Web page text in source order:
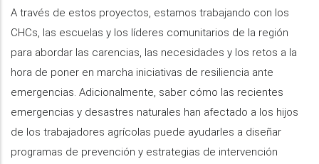
A través de estos proyectos, estamos trabajando con los
CHCs, las escuelas y los líderes comunitarios de la región
para abordar las carencias, las necesidades y los retos a la
hora de poner en marcha iniciativas de resiliencia ante
emergencias. Adicionalmente, saber cómo las recientes
emergencias y desastres naturales han afectado a los hijos
de los trabajadores agrícolas puede ayudarles a diseñar
programas de prevención y estrategias de intervención